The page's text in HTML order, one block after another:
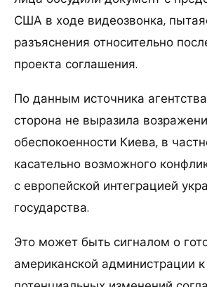
США в ходе видеозвонка,
разъяснения относительно
проекта соглашения.
По данным источника
сторона не выразила
обеспокоенности Киева, в
касательно возможного
с европейской интеграцией
государства.
Это может быть сигналом о
американской администрации